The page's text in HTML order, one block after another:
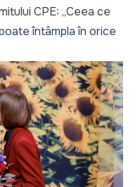
CPE: „Ceea ce
întâmpla în orice